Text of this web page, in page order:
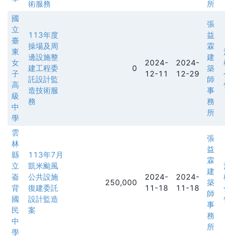
術服務
所
國
立
臺
東
女
子
高
級
中
學
113年度
操場及周
邊設施整
建工程委
託設計監
造技術服
務
0
2024-
12-11
2024-
12-29
張
益
霖
建
築
師
事
務
所
雲
林
縣
立
崙
背
國
民
中
學
113年7月
凱米颱風
公共設施
復建委託
設計監造
案
250,000
2024-
11-18
2024-
11-18
張
益
霖
建
築
師
事
務
所